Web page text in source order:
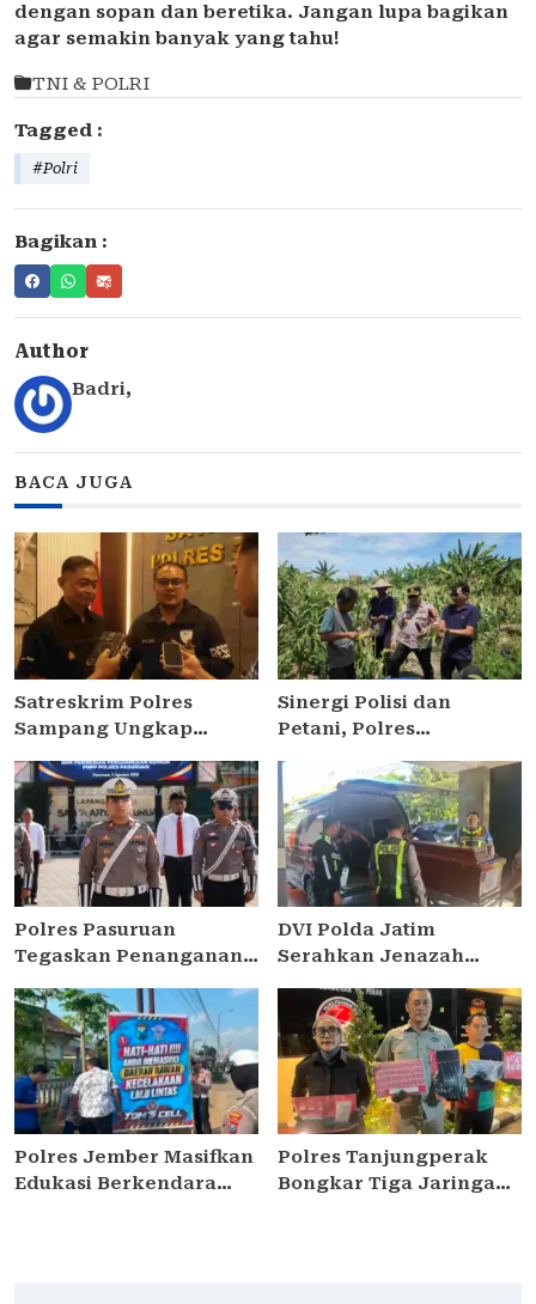
dengan sopan dan beretika. Jangan lupa bagikan
agar semakin banyak yang tahu!
TNI & POLRI
Tagged :
#Polri
Bagikan :
Author
Badri,
BACA JUGA
Satreskrim Polres
Sampang Ungkap
Kedungdung, Dua Pria
Diamankan
Sinergi Polisi dan
Petani, Polres
Perak Panen Jagung
Pulut Ketan Ungu
Polres Pasuruan
Tegaskan Penanganan
Telah Tuntas dan
Berkekuatan Hukum
Tetap
DVI Polda Jatim
Serahkan Jenazah
Mutiara Sentosa II
Polres Jember Masifkan
Edukasi Berkendara
Polres Tanjungperak
Bongkar Tiga Jaringan